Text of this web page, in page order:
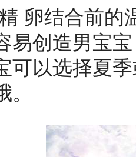
卵结合前的
易创造男宝
可以选择夏